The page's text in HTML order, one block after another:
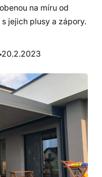
na míru od
jejich plusy a zápory.
20.2.2023